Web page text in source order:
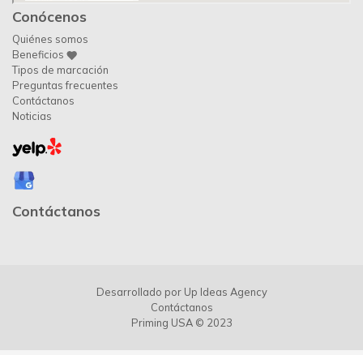
Conócenos
Quiénes somos
Beneficios
Tipos de marcación
Preguntas frecuentes
Contáctanos
Noticias
Contáctanos
Desarrollado por Up Ideas Agency
Contáctanos
Priming USA © 2023